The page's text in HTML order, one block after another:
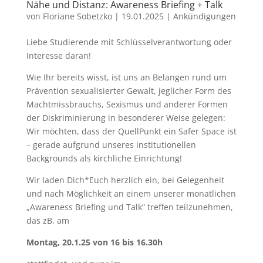
Nähe und Distanz: Awareness Briefing + Talk
von Floriane Sobetzko| 19.01.2025| Ankündigungen
Liebe Studierende mit Schlüsselverantwortung oder
Interesse daran!
Wie Ihr bereits wisst, ist uns an Belangen rund um
Prävention sexualisierter Gewalt, jeglicher Form des
Machtmissbrauchs, Sexismus und anderer Formen
der Diskriminierung in besonderer Weise gelegen:
Wir möchten, dass der QuellPunkt ein Safer Space ist
– gerade aufgrund unseres institutionellen
Backgrounds als kirchliche Einrichtung!
Wir laden Dich*Euch herzlich ein, bei Gelegenheit
und nach Möglichkeit an einem unserer monatlichen
„Awareness Briefing und Talk“ treffen teilzunehmen,
das zB. am
Montag, 20.1.25 von 16 bis 16.30h